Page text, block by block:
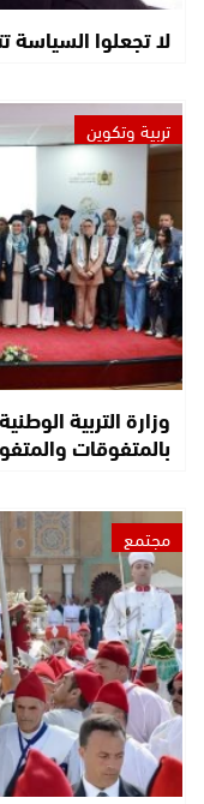
لا تجعلوا السياسة
تربية وتكوين
وزارة التربية
بالمتفوقات
مجتمع